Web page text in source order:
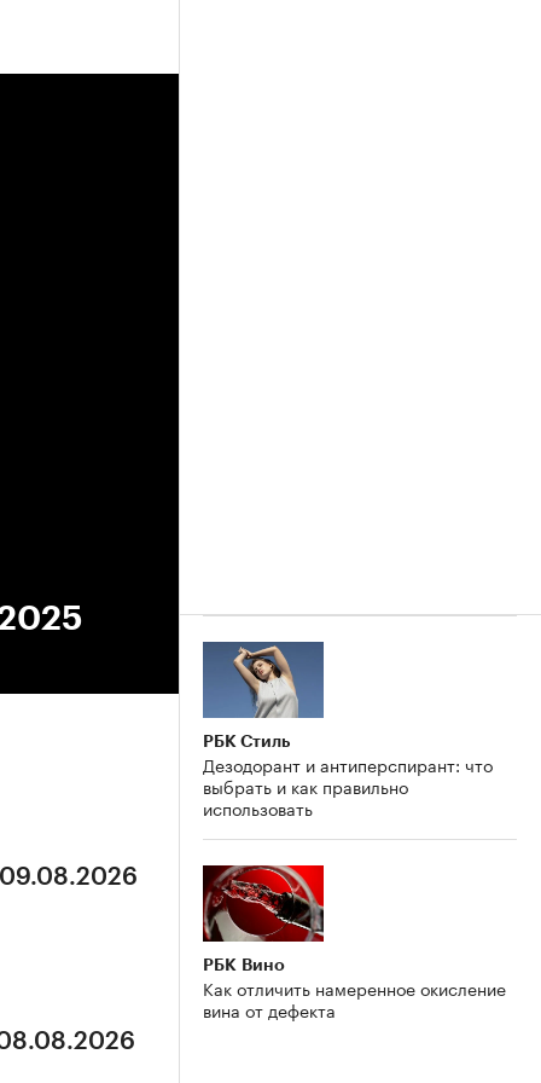
РБК Стиль
Дезодорант и антиперспирант: что
выбрать и как правильно
использовать
РБК Вино
Как отличить намеренное окисление
вина от дефекта